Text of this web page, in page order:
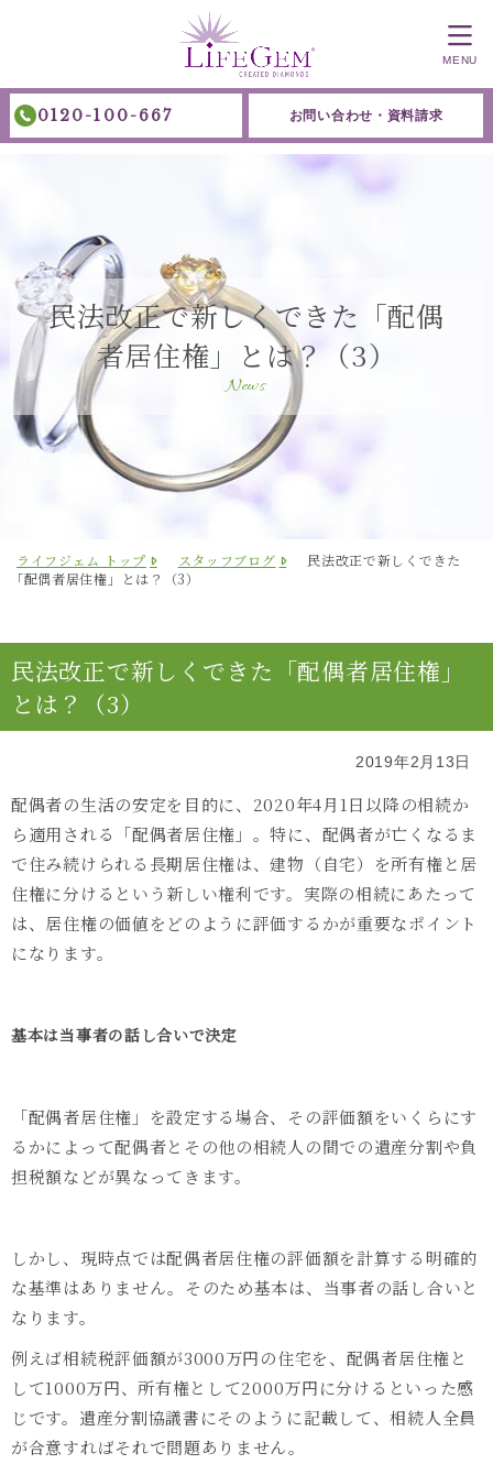
0120-100-667 お問い合わせ・資料請求
MENU
民法改正で新しくできた「配偶
者居住権」とは？（3）
News
ライフジェム トップ スタッフブログ
民法改正で新しくできた
「配偶者居住権」とは？（3）
民法改正で新しくできた「配偶者居住権」
とは？（3）
2019年2月13日
配偶者の生活の安定を目的に、2020年4月1日以降の相続か
ら適用される「配偶者居住権」。特に、配偶者が亡くなるま
で住み続けられる長期居住権は、建物（自宅）を所有権と居
住権に分けるという新しい権利です。実際の相続にあたって
は、居住権の価値をどのように評価するかが重要なポイント
になります。
基本は当事者の話し合いで決定
「配偶者居住権」を設定する場合、その評価額をいくらにす
るかによって配偶者とその他の相続人の間での遺産分割や負
担税額などが異なってきます。
しかし、現時点では配偶者居住権の評価額を計算する明確的
な基準はありません。そのため基本は、当事者の話し合いと
なります。
例えば相続税評価額が3000万円の住宅を、配偶者居住権と
して1000万円、所有権として2000万円に分けるといった感
じです。遺産分割協議書にそのように記載して、相続人全員
が合意すればそれで問題ありません。